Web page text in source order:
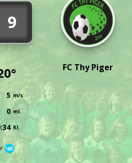
9
5 m/s
0 ml.
Kl.
FC Thy Piger